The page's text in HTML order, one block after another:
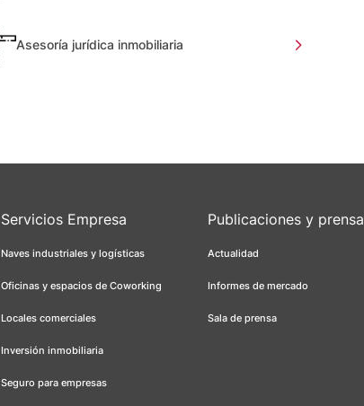
Asesoría jurídica inmobiliaria
Servicios Empresa
Naves industriales y logísticas
Oficinas y espacios de Coworking
Locales comerciales
Inversión inmobiliaria
Seguro para empresas
Publicaciones y prensa
Actualidad
Informes de mercado
Sala de prensa